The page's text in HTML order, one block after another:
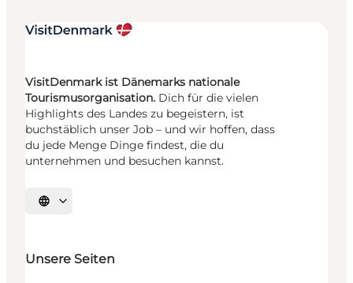
VisitDenmark ist Dänemarks nationale
Tourismusorganisation. Dich für die vielen
Highlights des Landes zu begeistern, ist
buchstäblich unser Job – und wir hoffen, dass
du jede Menge Dinge findest, die du
unternehmen und besuchen kannst.
Sprache auswählen
Unsere Seiten